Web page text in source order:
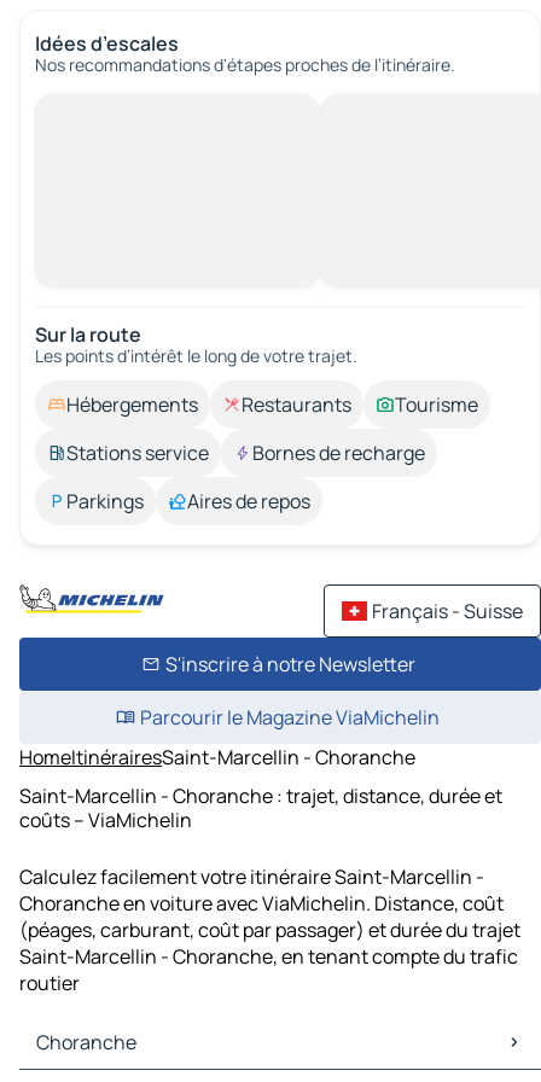
Idées d’escales
Nos recommandations d'étapes proches de l’itinéraire.
Sur la route
Les points d’intérêt le long de votre trajet.
Hébergements Restaurants
Tourisme
Stations service
Bornes de recharge
Parkings
Aires de repos
Français - Suisse
S'inscrire à notre Newsletter
Parcourir le Magazine ViaMichelin
HomeItinérairesSaint-Marcellin - Choranche
Saint-Marcellin - Choranche : trajet, distance, durée et
coûts – ViaMichelin
Calculez facilement votre itinéraire Saint-Marcellin -
Choranche en voiture avec ViaMichelin. Distance, coût
(péages, carburant, coût par passager) et durée du trajet
Saint-Marcellin - Choranche, en tenant compte du trafic
routier
Choranche